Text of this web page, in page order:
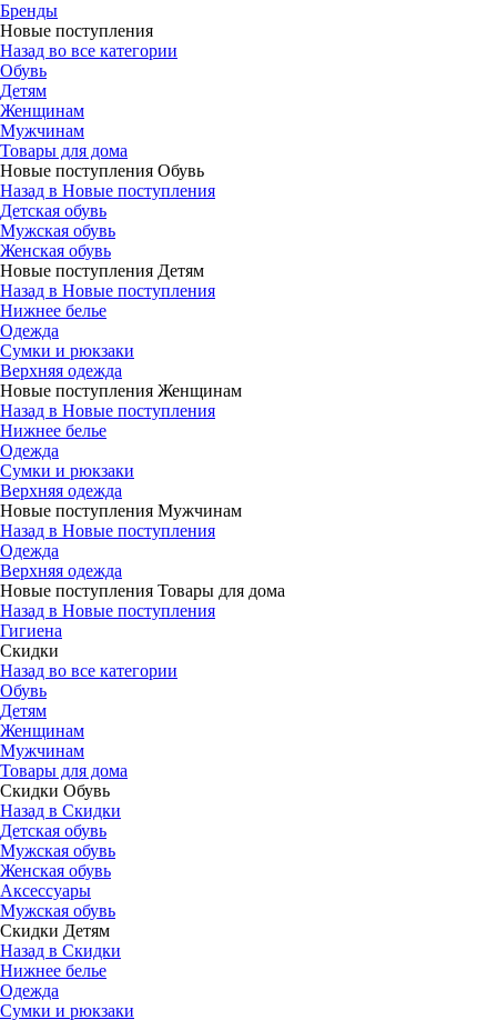
Бренды
Новые поступления
Назад во все категории
Обувь
Детям
Женщинам
Мужчинам
Товары для дома
Новые поступления Обувь
Назад в Новые поступления
Детская обувь
Мужская обувь
Женская обувь
Новые поступления Детям
Назад в Новые поступления
Нижнее белье
Одежда
Сумки и рюкзаки
Верхняя одежда
Новые поступления Женщинам
Назад в Новые поступления
Нижнее белье
Одежда
Сумки и рюкзаки
Верхняя одежда
Новые поступления Мужчинам
Назад в Новые поступления
Одежда
Верхняя одежда
Новые поступления Товары для дома
Назад в Новые поступления
Гигиена
Скидки
Назад во все категории
Обувь
Детям
Женщинам
Мужчинам
Товары для дома
Скидки Обувь
Назад в Скидки
Детская обувь
Мужская обувь
Женская обувь
Аксессуары
Мужская обувь
Скидки Детям
Назад в Скидки
Нижнее белье
Одежда
Сумки и рюкзаки